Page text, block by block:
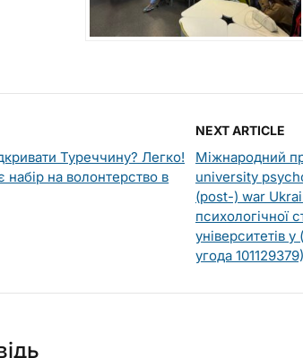
Туреччину? Легко!
набір на волонтерство в
NEXT ARTICLE
Міжнародний
university
(post-) war
психологічної
університетів у
угода 101129379)